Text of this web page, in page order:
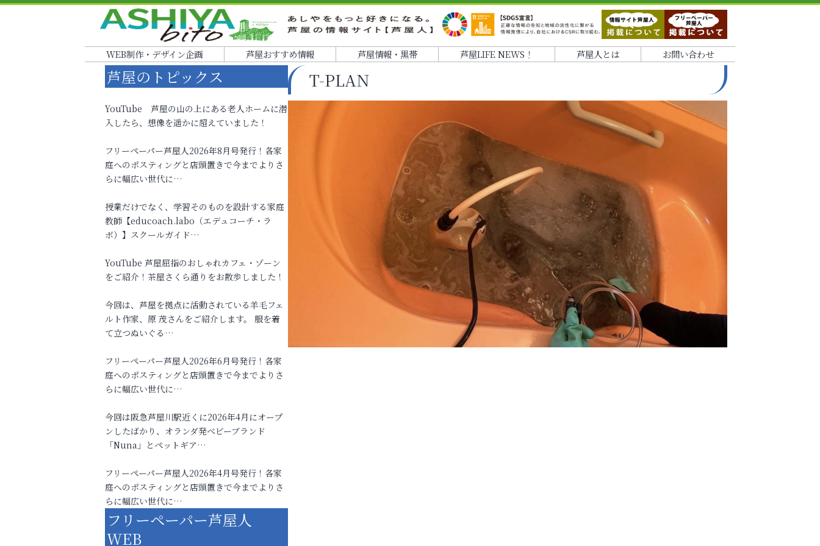
WEB制作・デザイン企画 芦屋おすすめ情報 芦屋情報・黒帯 芦屋LIFE NEWS！ 芦屋人とは お問い合わせ
T-PLAN
芦屋のトピックス
YouTube 芦屋の山の上にある老人ホームに潜
入したら、想像を遥かに超えていました！
フリーペーパー芦屋人2026年8月号発行！各家
庭へのポスティングと店頭置きで今までよりさ
らに幅広い世代に…
授業だけでなく、学習そのものを設計する家庭
教師【educoach.labo（エデュコーチ・ラ
ボ）】スクールガイド…
YouTube 芦屋屈指のおしゃれカフェ・ゾーン
をご紹介！茶屋さくら通りをお散歩しました！
今回は、芦屋を拠点に活動されている羊毛フェ
ルト作家、原 茂さんをご紹介します。 服を着
て立つぬいぐる…
フリーペーパー芦屋人2026年6月号発行！各家
庭へのポスティングと店頭置きで今までよりさ
らに幅広い世代に…
今回は阪急芦屋川駅近くに2026年4月にオープ
ンしたばかり、オランダ発ベビーブランド
「Nuna」とペットギア…
フリーペーパー芦屋人2026年4月号発行！各家
庭へのポスティングと店頭置きで今までよりさ
らに幅広い世代に…
フリーペーパー芦屋人
WEB